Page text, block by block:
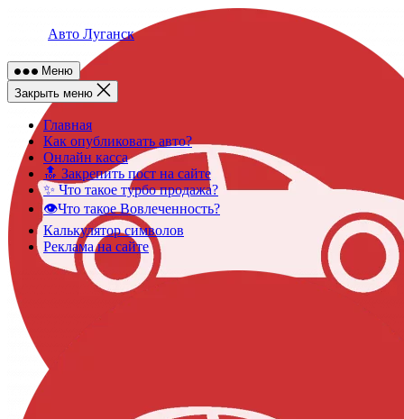
Авто Луганск
Меню
Закрыть меню
Главная
Как опубликовать авто?
Онлайн касса
🔝 Закрепить пост на сайте
✨ Что такое турбо продажа?
👁️Что такое Вовлеченность?
Калькулятор символов
Реклама на сайте